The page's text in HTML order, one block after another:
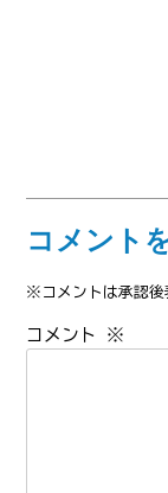
コメント
※コメントは承認後
コメント ※